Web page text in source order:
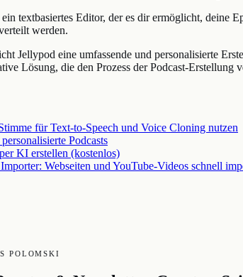
textbasiertes Editor, der es dir ermöglicht, deine
werden.
Jellypod eine umfassende und personalisierte
Lösung, die den Prozess der Podcast-Erstellung
für Text-to-Speech und Voice Cloning nutzen
Podcasts
KI erstellen (kostenlos)
Webseiten und YouTube-Videos schnell
POLOMSKI